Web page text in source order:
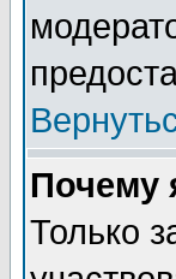
Почему
Только